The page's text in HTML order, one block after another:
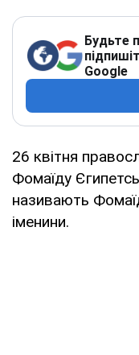
Будьте
Google
26 квітня
Фомаїду
називають
іменини.